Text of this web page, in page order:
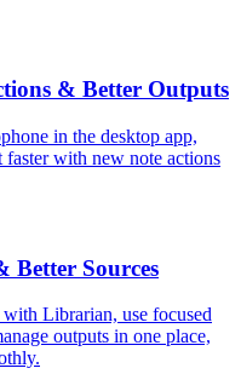
& Better Outputs
in the desktop app,
with new note actions
Sources
Librarian, use focused
outputs in one place,